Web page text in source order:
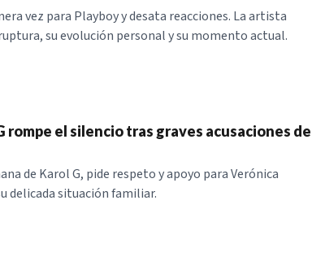
vez para Playboy y desata reacciones. La artista
su evolución personal y su momento actual.
rompe el silencio tras graves acusaciones de
de Karol G, pide respeto y apoyo para Verónica
delicada situación familiar.